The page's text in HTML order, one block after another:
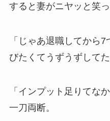
すると妻がニヤッと笑
「じゃあ退職してから
びたくてうずうずして
「インプット足りてな
一刀両断。